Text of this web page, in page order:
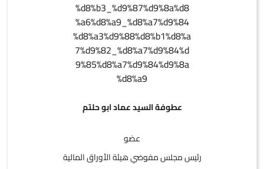
عطوفة السيد عماد ابو حلتم
عضو
رئيس مجلس مفوضي هيئة الأوراق المالية